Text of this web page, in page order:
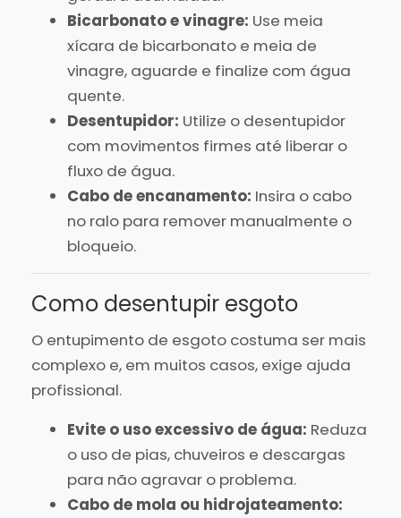
Bicarbonato e vinagre: Use meia
xícara de bicarbonato e meia de
vinagre, aguarde e finalize com água
quente.
Desentupidor: Utilize o desentupidor
com movimentos firmes até liberar o
fluxo de água.
Cabo de encanamento: Insira o cabo
no ralo para remover manualmente o
bloqueio.
Como desentupir esgoto
O entupimento de esgoto costuma ser mais
complexo e, em muitos casos, exige ajuda
profissional.
Evite o uso excessivo de água: Reduza
o uso de pias, chuveiros e descargas
para não agravar o problema.
Cabo de mola ou hidrojateamento: